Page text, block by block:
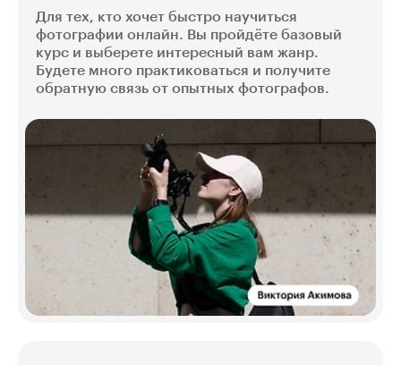
Для тех, кто хочет быстро научиться
фотографии онлайн. Вы пройдёте базовый
курс и выберете интересный вам жанр.
Будете много практиковаться и получите
обратную связь от опытных фотографов.